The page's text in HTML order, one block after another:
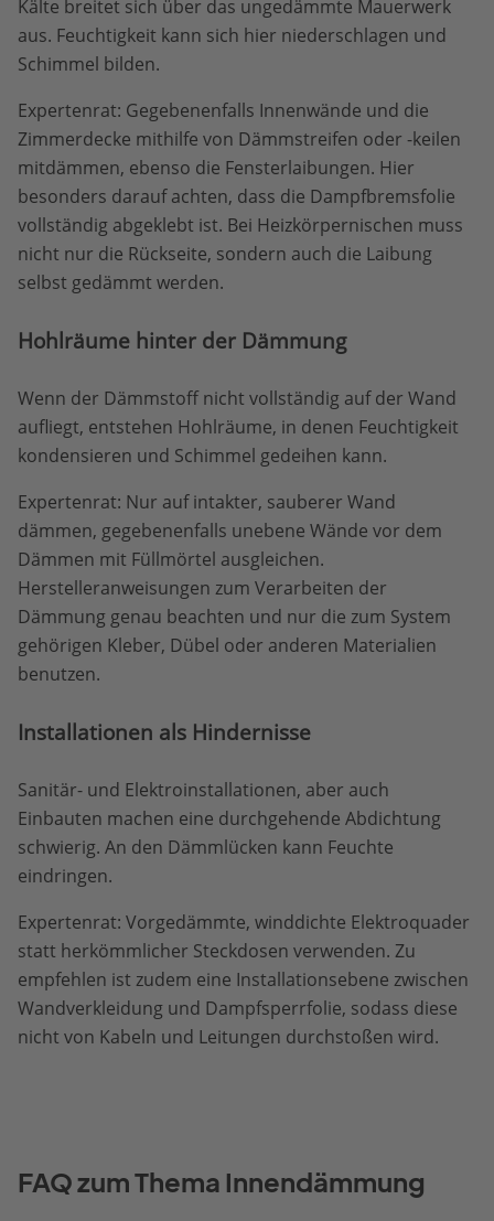
Kälte breitet sich über das ungedämmte Mauerwerk
aus. Feuchtigkeit kann sich hier niederschlagen und
Schimmel bilden.
Expertenrat: Gegebenenfalls Innenwände und die
Zimmerdecke mithilfe von Dämmstreifen oder -keilen
mitdämmen, ebenso die Fensterlaibungen. Hier
besonders darauf achten, dass die Dampfbremsfolie
vollständig abgeklebt ist. Bei Heizkörpernischen muss
nicht nur die Rückseite, sondern auch die Laibung
selbst gedämmt werden.
Hohlräume hinter der Dämmung
Wenn der Dämmstoff nicht vollständig auf der Wand
aufliegt, entstehen Hohlräume, in denen Feuchtigkeit
kondensieren und Schimmel gedeihen kann.
Expertenrat: Nur auf intakter, sauberer Wand
dämmen, gegebenenfalls unebene Wände vor dem
Dämmen mit Füllmörtel ausgleichen.
Herstelleranweisungen zum Verarbeiten der
Dämmung genau beachten und nur die zum System
gehörigen Kleber, Dübel oder anderen Materialien
benutzen.
Installationen als Hindernisse
Sanitär- und Elektroinstallationen, aber auch
Einbauten machen eine durchgehende Abdichtung
schwierig. An den Dämmlücken kann Feuchte
eindringen.
Expertenrat: Vorgedämmte, winddichte Elektroquader
statt herkömmlicher Steckdosen verwenden. Zu
empfehlen ist zudem eine Installationsebene zwischen
Wandverkleidung und Dampfsperrfolie, sodass diese
nicht von Kabeln und Leitungen durchstoßen wird.
FAQ zum Thema Innendämmung